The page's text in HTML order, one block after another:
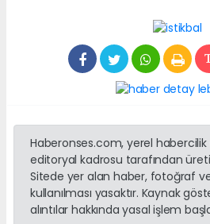
Haberonses.com, yerel habercilik
editoryal kadrosu tarafından
Sitede yer alan haber, fotoğraf
kullanılması yasaktır. Kaynak
alıntılar hakkında yasal işlem